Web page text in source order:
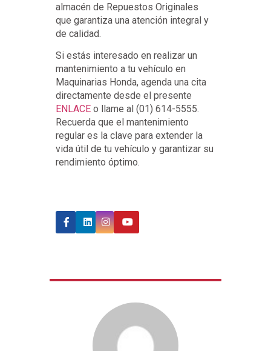
almacén de Repuestos Originales
que garantiza una atención integral y
de calidad.
Si estás interesado en realizar un
mantenimiento a tu vehículo en
Maquinarias Honda, agenda una cita
directamente desde el presente
ENLACE o llame al (01) 614-5555.
Recuerda que el mantenimiento
regular es la clave para extender la
vida útil de tu vehículo y garantizar su
rendimiento óptimo.